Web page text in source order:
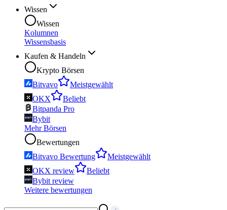
Wissen
Wissen
Kolumnen
Wissensbasis
Kaufen & Handeln
Krypto Börsen
Bitvavo
Meistgewählt
OKX
Beliebt
Bitpanda Pro
Bybit
Mehr Börsen
Bewertungen
Bitvavo Bewertung
Meistgewählt
OKX review
Beliebt
Bybit review
Weitere bewertungen